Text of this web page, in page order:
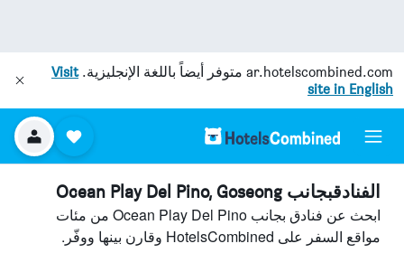
ar.hotelscombined.com متوفر أيضاً باللغة الإنجليزية.Visit
site in English
الفنادقبجانب Ocean Play Del Pino, Goseong
ابحث عن فنادق بجانب Ocean Play Del Pino من مئات
مواقع السفر على HotelsCombined وقارن بينها ووفّر.